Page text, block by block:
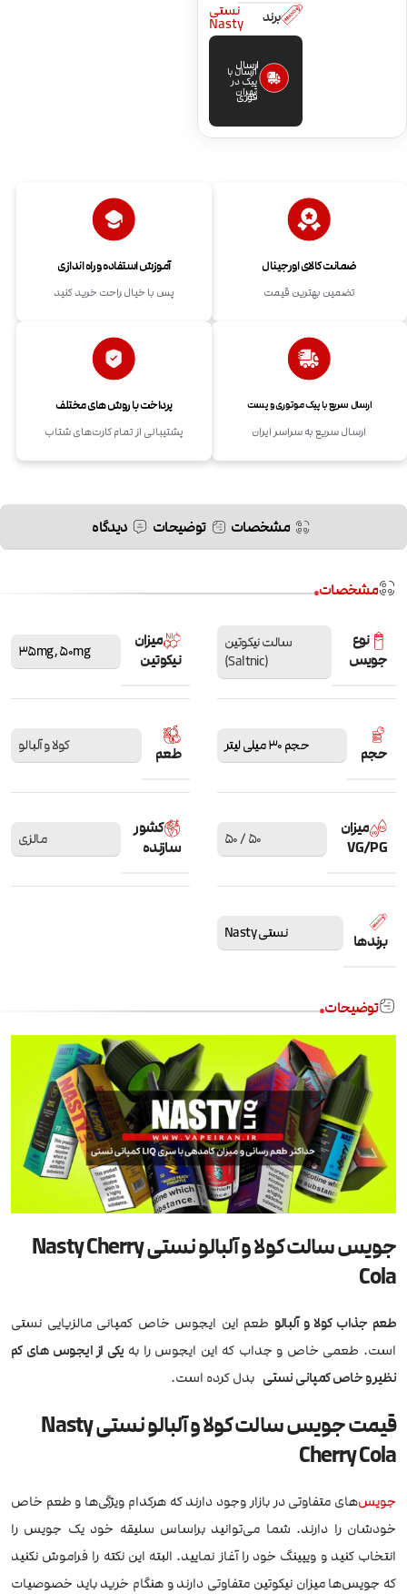
برند نستی
Nasty
ارسال
فوری
ارسال با
پیک در
تهران
ضمانت کالای اورجینال
تضمین بهترین قیمت
آموزش استفاده و راه اندازی
پس با خیال راحت خرید کنید
ارسال سریع با پیک موتوری و پست
ارسال سریع به سراسر ایران
پرداخت با روش های مختلف
پشتیبانی از تمام کارت‌های شتاب
مشخصات توضیحات دیدگاه
مشخصات
نوع
جویس
سالت نیکوتین
(Saltnic)
میزان
نیکوتین
35mg,50mg
حجم حجم 30 میلی لیتر طعم کولا و آلبالو
میزان
VG/PG
50 / 50
کشور
سازنده
مالزی
برندها نستی Nasty
توضیحات
جویس سالت کولا و آلبالو نستی Nasty Cherry
Cola
طعم جذاب کولا و آلبالو طعم این ایجوس خاص کمپانی مالزیایی نستی
است. طعمی خاص و جداب که این ایجوس را به یکی از ایجوس های کم
نظیر و خاص کمپانی نستی بدل کرده است.
قیمت جویس سالت کولا و آلبالو نستی Nasty
Cherry Cola
جویس‌های متفاوتی در بازار وجود دارند که هرکدام ویژگی‌ها و طعم خاص
خودشان را دارند. شما می‌توانید براساس سلیقه خود یک جویس را
انتخاب کنید و ویپینگ خود را آغاز نمایید. البته این نکته را فراموش نکنید
که جویس‌ها میزان نیکوتین متفاوتی دارند و هنگام خرید باید خصوصیات